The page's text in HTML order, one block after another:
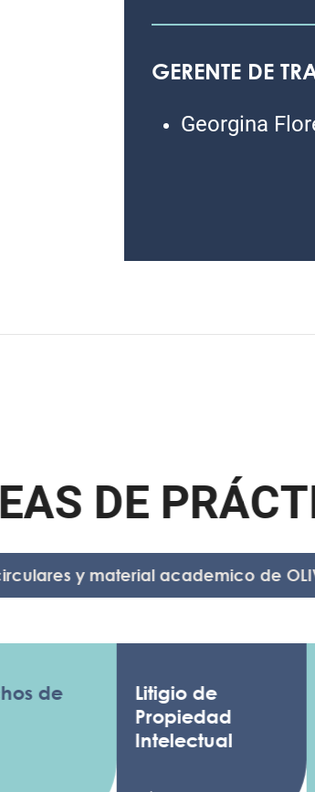
GERENTE DE
Georgina
S DE PRÁCTIC
y material academico de OLIVARES.
Litigio de
Propiedad
Intelectual